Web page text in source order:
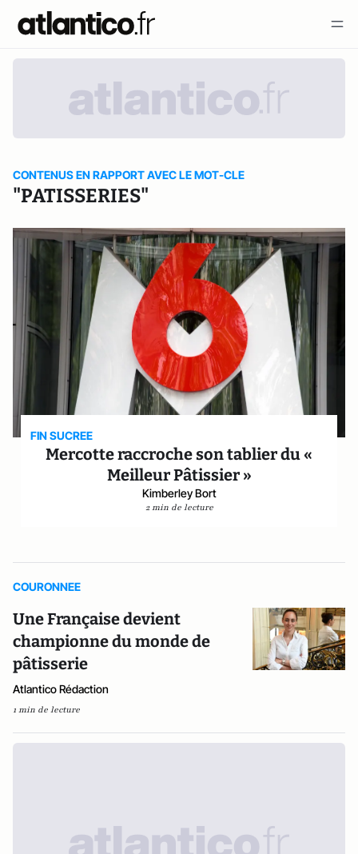
CONTENUS EN RAPPORT AVEC LE MOT-CLE
"PATISSERIES"
FIN SUCREE
Mercotte raccroche son tablier du «
Meilleur Pâtissier »
Kimberley Bort
2 min de lecture
COURONNEE
Une Française devient
championne du monde de
pâtisserie
Atlantico Rédaction
1 min de lecture